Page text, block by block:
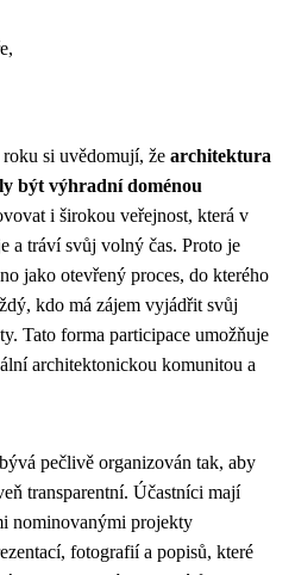
si uvědomují, že architektura
být výhradní doménou
i širokou veřejnost, která v
a tráví svůj volný čas. Proto je
jako otevřený proces, do kterého
kdo má zájem vyjádřit svůj
Tato forma participace umožňuje
architektonickou komunitou a
pečlivě organizován tak, aby
transparentní. Účastníci mají
nominovanými projekty
fotografií a popisů, které